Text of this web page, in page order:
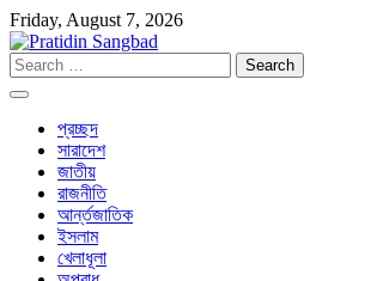
Skip
to
content
Friday, August 7, 2026
Search
for:
প্রচ্ছদ
সারাদেশ
জাতীয়
রাজনীতি
আর্ন্তজাতিক
ইসলাম
খেলাধূলা